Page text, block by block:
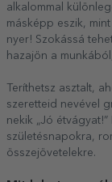
alkalommal
másképp eszik,
nyer! Szokássá
hazajön a
Teríthetsz asztalt,
szeretteid nevével
nekik „Jó
születésnapokra,
összejövetelekre.